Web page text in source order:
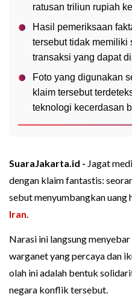
ratusan triliun rupiah
Hasil pemeriksaan
tersebut tidak memiliki
transaksi yang dapat
Foto yang digunakan
klaim tersebut
teknologi kecerdasan
SuaraJakarta.id - Jagat
dengan klaim fantastis:
sebut menyumbangkan uang
Iran.
Narasi ini langsung
warganet yang percaya dan
olah ini adalah bentuk
negara konflik tersebut.